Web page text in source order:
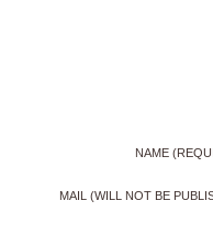
NAME
MAIL (WILL NOT BE